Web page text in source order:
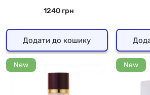
1240 грн
Додати до кошику
New New